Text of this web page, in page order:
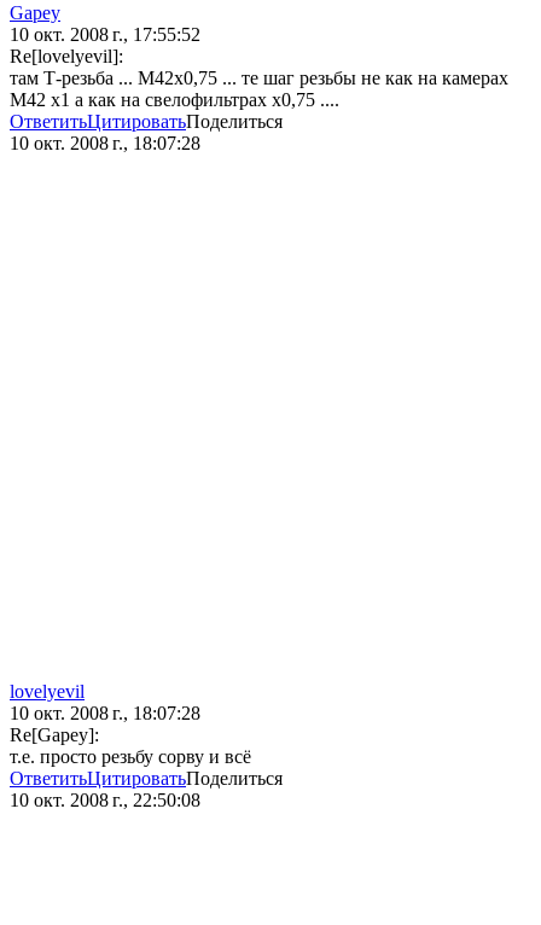
Gapey
10 окт. 2008 г., 17:55:52
Re[lovelyevil]:
там Т-резьба ... М42х0,75 ... те шаг резьбы не как на камерах
М42 х1 а как на свелофильтрах х0,75 ....
ОтветитьЦитироватьПоделиться
10 окт. 2008 г., 18:07:28
lovelyevil
10 окт. 2008 г., 18:07:28
Re[Gapey]:
т.е. просто резьбу сорву и всё
ОтветитьЦитироватьПоделиться
10 окт. 2008 г., 22:50:08